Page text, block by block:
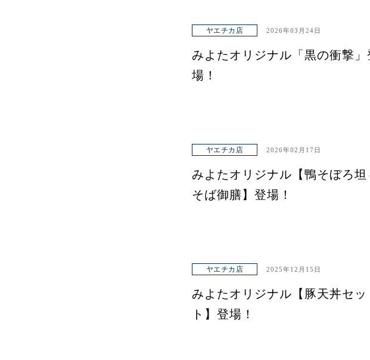
ヤエチカ店 2026年03月24日
みよたオリジナル「黒の衝撃」
場！
ヤエチカ店 2026年02月17日
みよたオリジナル【鴨そぼろ坦
そば御膳】登場！
ヤエチカ店 2025年12月15日
みよたオリジナル【豚天丼セッ
ト】登場！